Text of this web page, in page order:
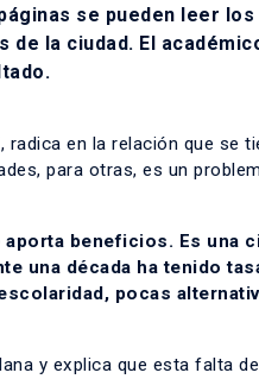
se pueden leer los
la ciudad. El
en la relación que se
para otras, es un
beneficios. Es una
una década ha tenido
pocas
y explica que esta falta de